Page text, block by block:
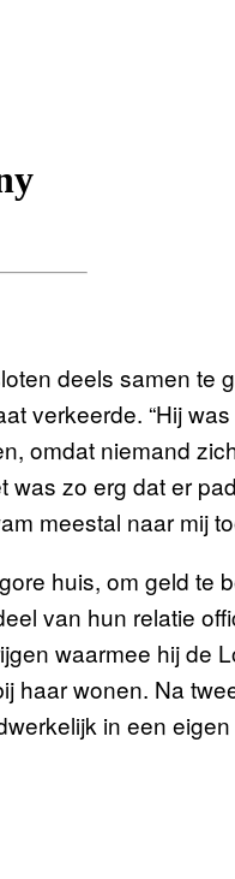
deels samen te
verkeerde. “Hij
omdat niemand
was zo erg dat er
meestal naar mij
huis, om geld te
van hun relatie
waarmee hij de
haar wonen. Na
in een